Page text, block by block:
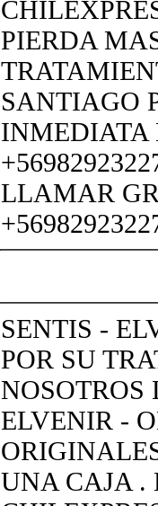
PIERDA
SANTIAGO
INMEDIATA
LLAMAR
SENTIS -
POR SU
NOSOTROS
ELVENIR -
UNA CAJA .